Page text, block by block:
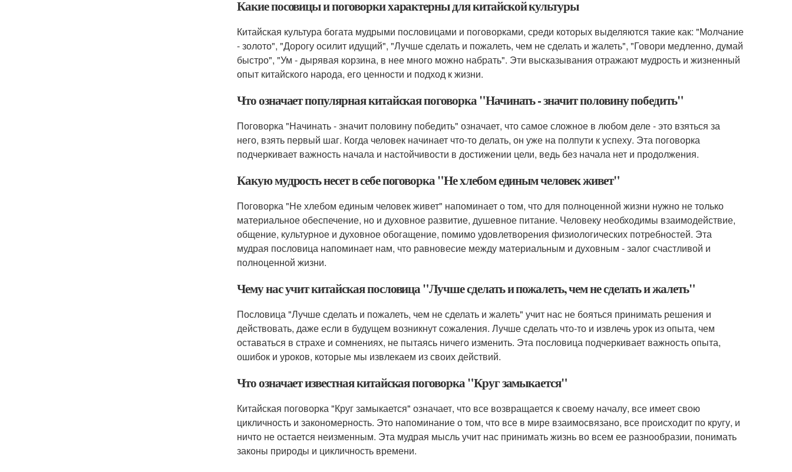
Какие посовицы и поговорки характерны для китайской культуры
Китайская культура богата мудрыми пословицами и поговорками, среди которых выделяются такие как: "Молчание
- золото", "Дорогу осилит идущий", "Лучше сделать и пожалеть, чем не сделать и жалеть", "Говори медленно, думай
быстро", "Ум - дырявая корзина, в нее много можно набрать". Эти высказывания отражают мудрость и жизненный
опыт китайского народа, его ценности и подход к жизни.
Что означает популярная китайская поговорка "Начинать - значит половину победить"
Поговорка "Начинать - значит половину победить" означает, что самое сложное в любом деле - это взяться за
него, взять первый шаг. Когда человек начинает что-то делать, он уже на полпути к успеху. Эта поговорка
подчеркивает важность начала и настойчивости в достижении цели, ведь без начала нет и продолжения.
Какую мудрость несет в себе поговорка "Не хлебом единым человек живет"
Поговорка "Не хлебом единым человек живет" напоминает о том, что для полноценной жизни нужно не только
материальное обеспечение, но и духовное развитие, душевное питание. Человеку необходимы взаимодействие,
общение, культурное и духовное обогащение, помимо удовлетворения физиологических потребностей. Эта
мудрая пословица напоминает нам, что равновесие между материальным и духовным - залог счастливой и
полноценной жизни.
Чему нас учит китайская пословица "Лучше сделать и пожалеть, чем не сделать и жалеть"
Пословица "Лучше сделать и пожалеть, чем не сделать и жалеть" учит нас не бояться принимать решения и
действовать, даже если в будущем возникнут сожаления. Лучше сделать что-то и извлечь урок из опыта, чем
оставаться в страхе и сомнениях, не пытаясь ничего изменить. Эта пословица подчеркивает важность опыта,
ошибок и уроков, которые мы извлекаем из своих действий.
Что означает известная китайская поговорка "Круг замыкается"
Китайская поговорка "Круг замыкается" означает, что все возвращается к своему началу, все имеет свою
цикличность и закономерность. Это напоминание о том, что все в мире взаимосвязано, все происходит по кругу, и
ничто не остается неизменным. Эта мудрая мысль учит нас принимать жизнь во всем ее разнообразии, понимать
законы природы и цикличность времени.